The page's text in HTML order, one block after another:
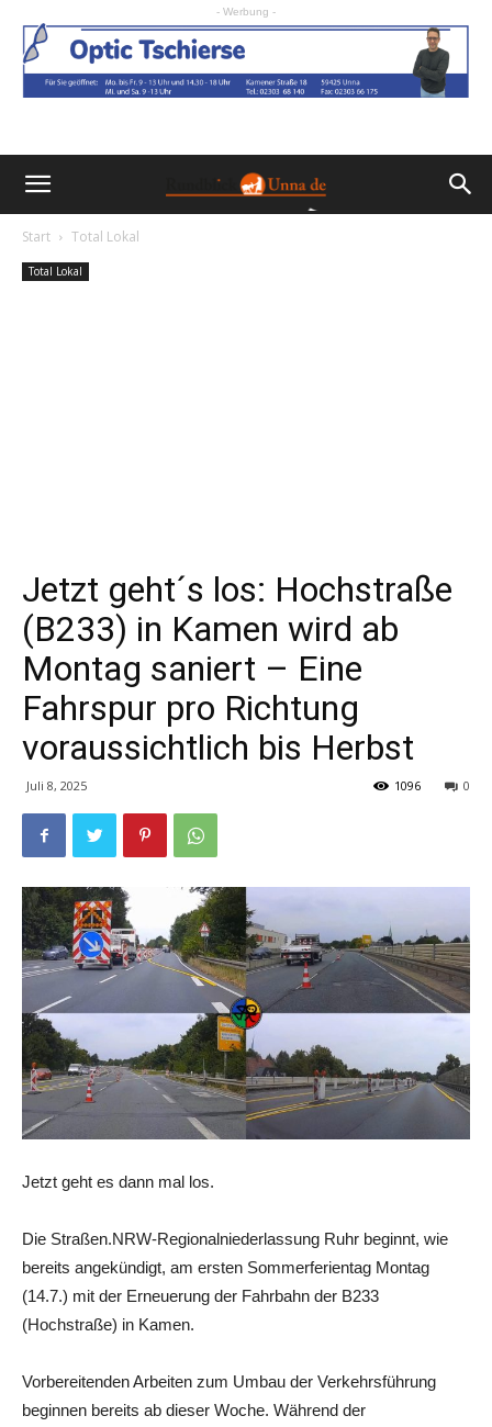
- Werbung -
Start Total Lokal
Total Lokal
Jetzt geht´s los: Hochstraße
(B233) in Kamen wird ab
Montag saniert – Eine
Fahrspur pro Richtung
voraussichtlich bis Herbst
Juli 8, 2025 0
1096
Jetzt geht es dann mal los.
Die Straßen.NRW-Regionalniederlassung Ruhr beginnt, wie
bereits angekündigt, am ersten Sommerferientag Montag
(14.7.) mit der Erneuerung der Fahrbahn der B233
(Hochstraße) in Kamen.
Vorbereitenden Arbeiten zum Umbau der Verkehrsführung
beginnen bereits ab dieser Woche. Während der